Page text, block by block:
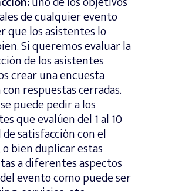
de cualquier evento
que los asistentes lo
Si queremos evaluar la
de los asistentes
crear una encuesta
respuestas cerradas.
puede pedir a los
que evalúen del 1 al 10
satisfacción con el
bien duplicar estas
a diferentes aspectos
evento como puede ser